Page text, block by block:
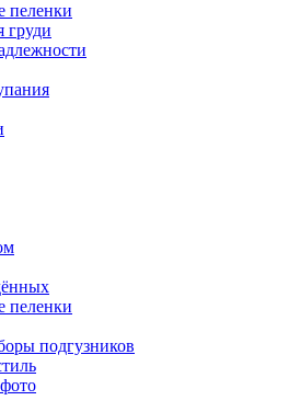
груди
подгузников